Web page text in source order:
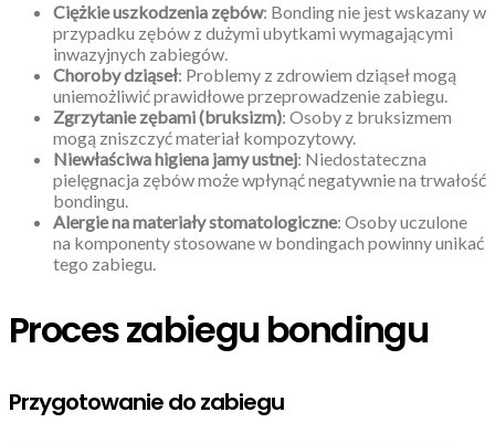
Ciężkie uszkodzenia zębów: Bonding nie jest wskazany w
przypadku zębów z dużymi ubytkami wymagającymi
inwazyjnych zabiegów.
Choroby dziąseł: Problemy z zdrowiem dziąseł mogą
uniemożliwić prawidłowe przeprowadzenie zabiegu.
Zgrzytanie zębami (bruksizm): Osoby z bruksizmem
mogą zniszczyć materiał kompozytowy.
Niewłaściwa higiena jamy ustnej: Niedostateczna
pielęgnacja zębów może wpłynąć negatywnie na trwałość
bondingu.
Alergie na materiały stomatologiczne: Osoby uczulone
na komponenty stosowane w bondingach powinny unikać
tego zabiegu.
Proces zabiegu bondingu
Przygotowanie do zabiegu